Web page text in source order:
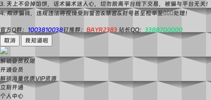
3. 天上不会掉馅饼，话术骗术迷人心，切勿脱离平台线下交易，被骗与平台无关！
4. 欺诈骗钱，违规违法将视情受到警告&禁言&封号甚至检举至👮🏻‍♀️处理！
官方Q群： 1003810038钉推群： BAYR2383 站长QQ： 3388700000
取消
我知道啦
解锁会员权限
开通会员
解锁海量优质VIP资源
立刻开通
个人中心